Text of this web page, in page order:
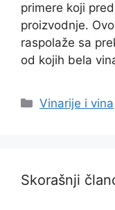
primere koji
proizvodnje.
raspolaže sa
od kojih bela
Categories
Vinarije i vina
Skorašnji